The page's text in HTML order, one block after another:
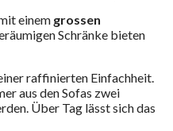
einem grossen
Schränke bieten
raffinierten Einfachheit.
aus den Sofas zwei
Über Tag lässt sich das